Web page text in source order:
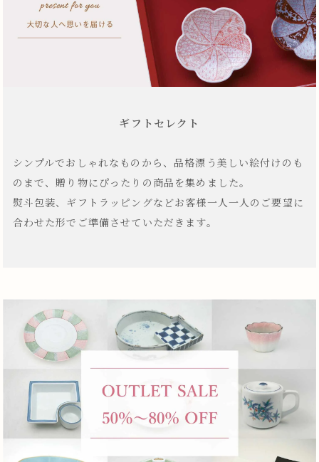
ギフトセレクト
シンプルでおしゃれなものから、品格漂う美しい絵付けのも
のまで、贈り物にぴったりの商品を集めました。
熨斗包装、ギフトラッピングなどお客様一人一人のご要望に
合わせた形でご準備させていただきます。